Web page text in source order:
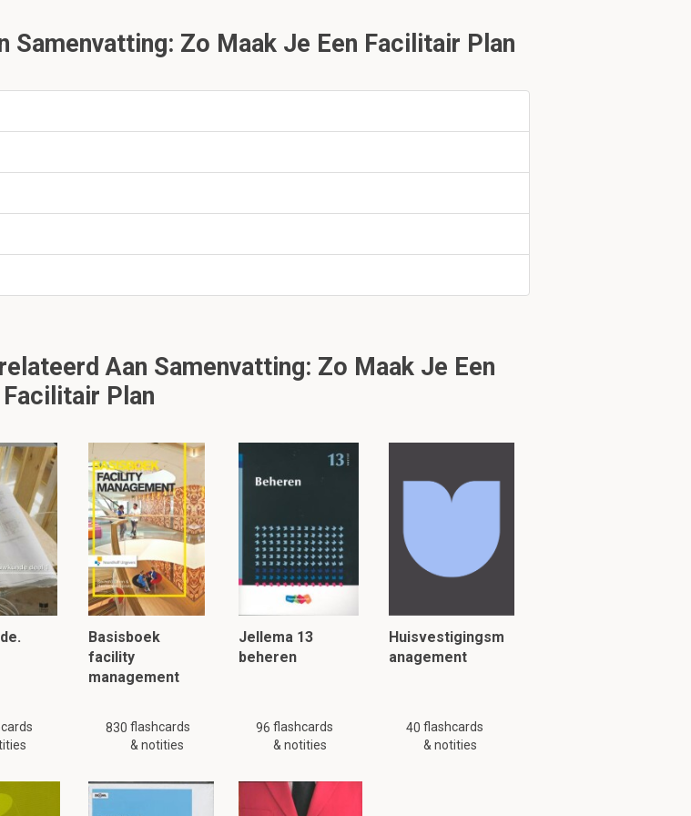
opstellen van een facilitaire plan plaats?
de beheerder?
je sluit contracten af en richt je op managen FO
Samenvatting: Zo Maak Je Een Facilitair Plan
Aan Samenvatting: Zo Maak Je Een
Facilitair Plan
Basisboek
facility
management
830 flashcards
& notities
Jellema 13
beheren
96 flashcards
& notities
Huisvestigingsm
anagement
40 flashcards
& notities